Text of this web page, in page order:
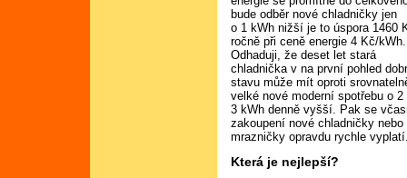
bude odběr nové chladničky jen
o 1 kWh nižší je to úspora 1460
ročně při ceně energie 4 Kč/kWh.
Odhaduji, že deset let stará
chladnička v na první pohled
stavu může mít oproti
velké nové moderní spotřebu o 2
3 kWh denně vyšší. Pak se
zakoupení nové chladničky nebo
mrazničky opravdu rychle
Která je nejlepší?